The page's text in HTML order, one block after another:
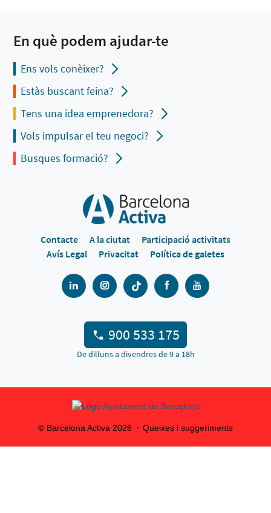
En què podem ajudar-te
Ens vols conèixer?
Estàs buscant feina?
Tens una idea emprenedora?
Vols impulsar el teu negoci?
Busques formació?
Contacte A la ciutat
Participació activitats
Avís Legal
Privacitat Política de galetes
900 533 175
De dilluns a divendres de 9 a 18h
© Barcelona Activa 2026 Queixes i suggeriments